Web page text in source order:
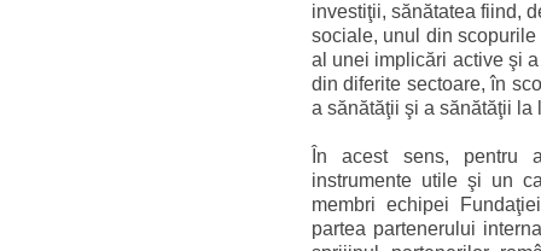
investiţii, sănătatea fiind,
sociale, unul din
al unei implicări active şi
din diferite sectoare, în
a sănătăţii şi a sănătăţii la
În acest sens, pentru
instrumente utile şi un
membri echipei
partea partenerului